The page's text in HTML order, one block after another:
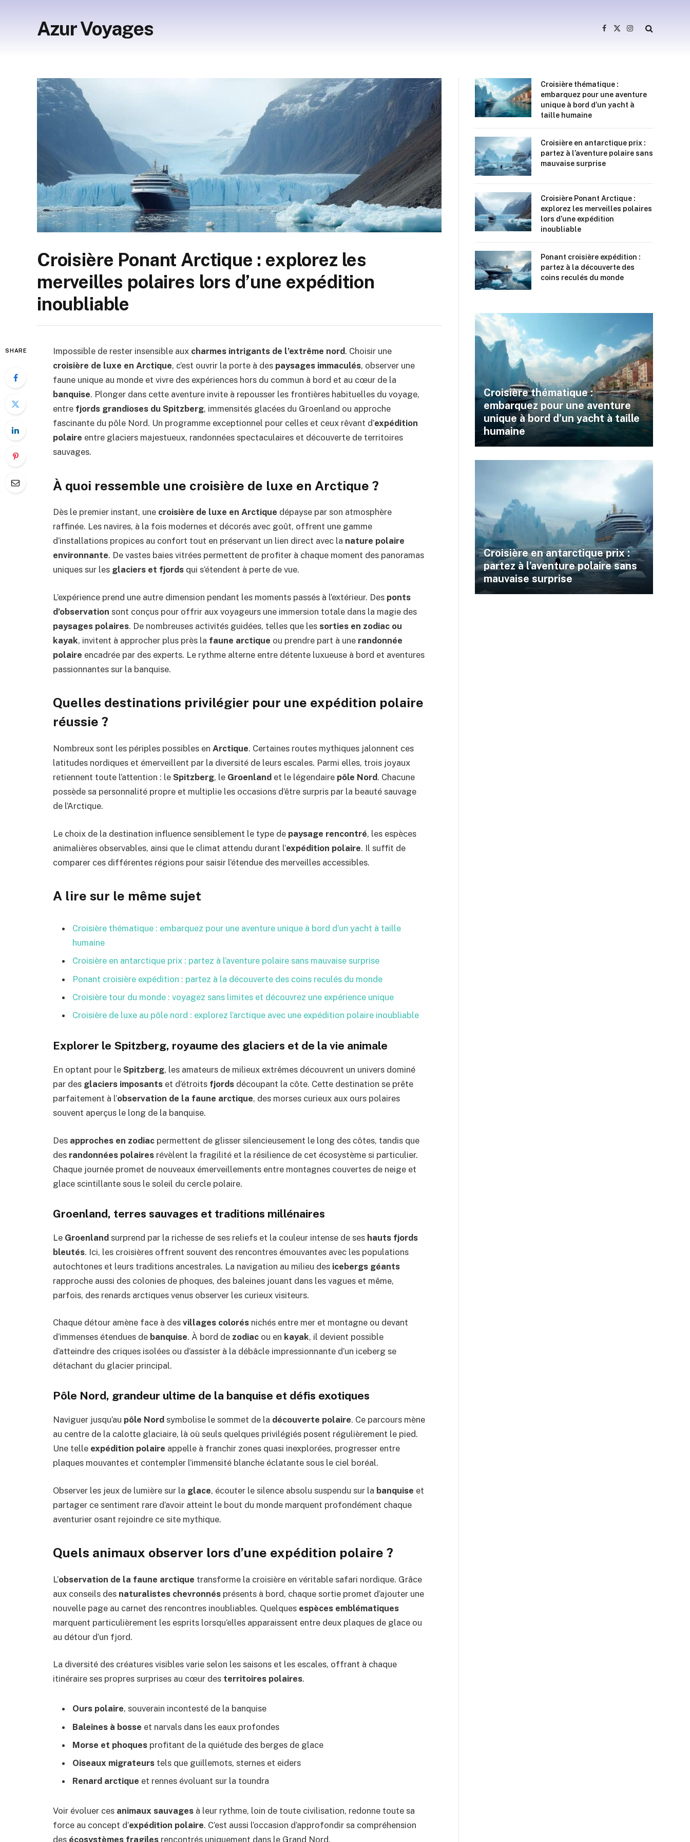
Azur Voyages Facebook
X
Instagram
Croisière Ponant Arctique : explorez les
merveilles polaires lors d’une expédition
inoubliable
SHARE Impossible de rester insensible aux charmes intrigants de l’extrême nord. Choisir une
croisière de luxe en Arctique, c’est ouvrir la porte à des paysages immaculés, observer une
faune unique au monde et vivre des expériences hors du commun à bord et au cœur de la
banquise. Plonger dans cette aventure invite à repousser les frontières habituelles du voyage,
entre fjords grandioses du Spitzberg, immensités glacées du Groenland ou approche
fascinante du pôle Nord. Un programme exceptionnel pour celles et ceux rêvant d’expédition
polaire entre glaciers majestueux, randonnées spectaculaires et découverte de territoires
sauvages.
À quoi ressemble une croisière de luxe en Arctique ?
Dès le premier instant, une croisière de luxe en Arctique dépayse par son atmosphère
raffinée. Les navires, à la fois modernes et décorés avec goût, offrent une gamme
d’installations propices au confort tout en préservant un lien direct avec la nature polaire
environnante. De vastes baies vitrées permettent de profiter à chaque moment des panoramas
uniques sur les glaciers et fjords qui s’étendent à perte de vue.
L’expérience prend une autre dimension pendant les moments passés à l’extérieur. Des ponts
d’observation sont conçus pour offrir aux voyageurs une immersion totale dans la magie des
paysages polaires. De nombreuses activités guidées, telles que les sorties en zodiac ou
kayak, invitent à approcher plus près la faune arctique ou prendre part à une randonnée
polaire encadrée par des experts. Le rythme alterne entre détente luxueuse à bord et aventures
passionnantes sur la banquise.
Quelles destinations privilégier pour une expédition polaire
réussie ?
Nombreux sont les périples possibles en Arctique. Certaines routes mythiques jalonnent ces
latitudes nordiques et émerveillent par la diversité de leurs escales. Parmi elles, trois joyaux
retiennent toute l’attention : le Spitzberg, le Groenland et le légendaire pôle Nord. Chacune
possède sa personnalité propre et multiplie les occasions d’être surpris par la beauté sauvage
de l’Arctique.
Le choix de la destination influence sensiblement le type de paysage rencontré, les espèces
animalières observables, ainsi que le climat attendu durant l’expédition polaire. Il suffit de
comparer ces différentes régions pour saisir l’étendue des merveilles accessibles.
A lire sur le même sujet
Croisière thématique : embarquez pour une aventure unique à bord d’un yacht à taille
humaine
Croisière en antarctique prix : partez à l’aventure polaire sans mauvaise surprise
Ponant croisière expédition : partez à la découverte des coins reculés du monde
Croisière tour du monde : voyagez sans limites et découvrez une expérience unique
Croisière de luxe au pôle nord : explorez l’arctique avec une expédition polaire inoubliable
Explorer le Spitzberg, royaume des glaciers et de la vie animale
En optant pour le Spitzberg, les amateurs de milieux extrêmes découvrent un univers dominé
par des glaciers imposants et d’étroits fjords découpant la côte. Cette destination se prête
parfaitement à l’observation de la faune arctique, des morses curieux aux ours polaires
souvent aperçus le long de la banquise.
Des approches en zodiac permettent de glisser silencieusement le long des côtes, tandis que
des randonnées polaires révèlent la fragilité et la résilience de cet écosystème si particulier.
Chaque journée promet de nouveaux émerveillements entre montagnes couvertes de neige et
glace scintillante sous le soleil du cercle polaire.
Groenland, terres sauvages et traditions millénaires
Le Groenland surprend par la richesse de ses reliefs et la couleur intense de ses hauts fjords
bleutés. Ici, les croisières offrent souvent des rencontres émouvantes avec les populations
autochtones et leurs traditions ancestrales. La navigation au milieu des icebergs géants
rapproche aussi des colonies de phoques, des baleines jouant dans les vagues et même,
parfois, des renards arctiques venus observer les curieux visiteurs.
Chaque détour amène face à des villages colorés nichés entre mer et montagne ou devant
d’immenses étendues de banquise. À bord de zodiac ou en kayak, il devient possible
d’atteindre des criques isolées ou d’assister à la débâcle impressionnante d’un iceberg se
détachant du glacier principal.
Pôle Nord, grandeur ultime de la banquise et défis exotiques
Naviguer jusqu’au pôle Nord symbolise le sommet de la découverte polaire. Ce parcours mène
au centre de la calotte glaciaire, là où seuls quelques privilégiés posent régulièrement le pied.
Une telle expédition polaire appelle à franchir zones quasi inexplorées, progresser entre
plaques mouvantes et contempler l’immensité blanche éclatante sous le ciel boréal.
Observer les jeux de lumière sur la glace, écouter le silence absolu suspendu sur la banquise et
partager ce sentiment rare d’avoir atteint le bout du monde marquent profondément chaque
aventurier osant rejoindre ce site mythique.
Quels animaux observer lors d’une expédition polaire ?
L’observation de la faune arctique transforme la croisière en véritable safari nordique. Grâce
aux conseils des naturalistes chevronnés présents à bord, chaque sortie promet d’ajouter une
nouvelle page au carnet des rencontres inoubliables. Quelques espèces emblématiques
marquent particulièrement les esprits lorsqu’elles apparaissent entre deux plaques de glace ou
au détour d’un fjord.
La diversité des créatures visibles varie selon les saisons et les escales, offrant à chaque
itinéraire ses propres surprises au cœur des territoires polaires.
Ours polaire, souverain incontesté de la banquise
Baleines à bosse et narvals dans les eaux profondes
Morse et phoques profitant de la quiétude des berges de glace
Oiseaux migrateurs tels que guillemots, sternes et eiders
Renard arctique et rennes évoluant sur la toundra
Voir évoluer ces animaux sauvages à leur rythme, loin de toute civilisation, redonne toute sa
force au concept d’expédition polaire. C’est aussi l’occasion d’approfondir sa compréhension
des écosystèmes fragiles rencontrés uniquement dans le Grand Nord.
Croisière thématique :
embarquez pour une aventure
unique à bord d’un yacht à
taille humaine
Croisière en antarctique prix :
partez à l’aventure polaire sans
mauvaise surprise
Croisière Ponant Arctique :
explorez les merveilles polaires
lors d’une expédition
inoubliable
Ponant croisière expédition :
partez à la découverte des
coins reculés du monde
Croisière thématique :
embarquez pour une aventure
unique à bord d’un yacht à taille
humaine
Croisière en antarctique prix :
partez à l’aventure polaire sans
mauvaise surprise